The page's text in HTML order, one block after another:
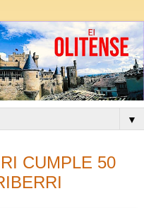
▼
CUMPLE 50